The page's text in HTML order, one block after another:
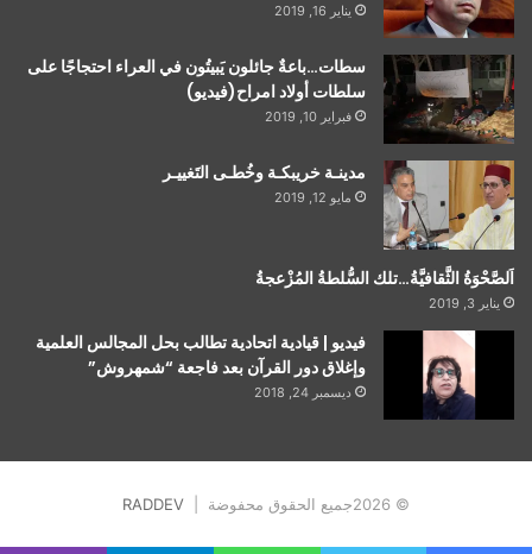
يناير 16, 2019
سطات…باعةٌ جائلون يَبيتُون في العراء احتجاجًا على
سلطات أولاد امراح(فيديو)
فبراير 10, 2019
مدينـة خريبكـة وخُطـى التَغييـر
مايو 12, 2019
اَلصَّحْوَةُ الثَّقافيَّةُ…تلك السُّلطةُ المُزْعجةُ
يناير 3, 2019
فيديو | قيادية اتحادية تطالب بحل المجالس العلمية
وإغلاق دور القرآن بعد فاجعة “شمهروش”
ديسمبر 24, 2018
© 2026جميع الحقوق محفوضة | RADDEV